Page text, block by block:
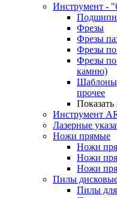
Инструмент -
Фрезы
Фрезы
Фрезы
Фрезы по
камню)
Шаблоны,
прочее
Показать
Инструмент
Лазерные
Ножи прямые
Ножи
Ножи
Ножи
Пилы
Пилы для